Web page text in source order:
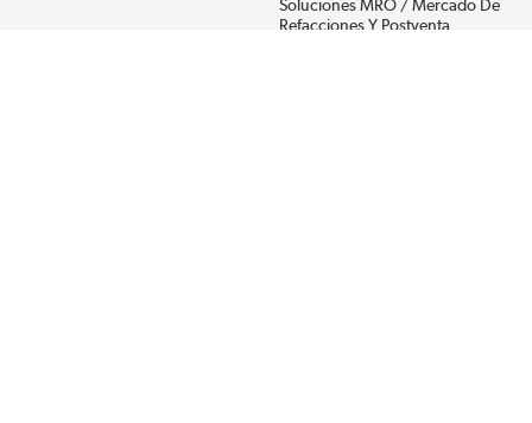
Soluciones MRO / Mercado De
Refacciones Y Postventa